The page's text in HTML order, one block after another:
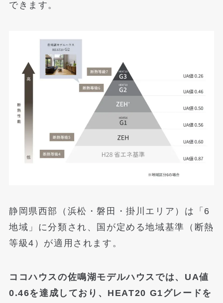
できます。
静岡県西部（浜松・磐田・掛川エリア）は「6
地域」に分類され、国が定める地域基準（断熱
等級4）が適用されます。
ココハウスの佐鳴湖モデルハウスでは、UA値
0.46を達成しており、HEAT20 G1グレードを